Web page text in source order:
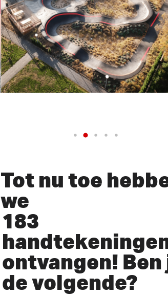
Tot nu toe
we
183
ontvangen!
de volgende?